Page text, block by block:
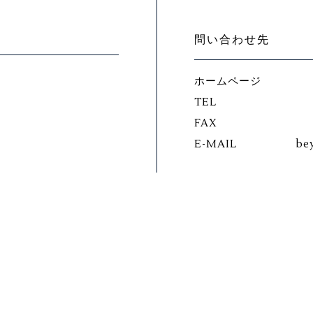
問い合わせ先
ホームページ
TEL
FAX
E-MAIL